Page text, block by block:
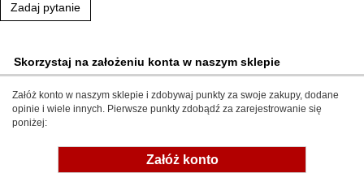
Zadaj pytanie
Skorzystaj na założeniu konta w naszym sklepie
Załóż konto w naszym sklepie i zdobywaj punkty za swoje zakupy, dodane
opinie i wiele innych. Pierwsze punkty zdobądź za zarejestrowanie się
poniżej:
Załóż konto